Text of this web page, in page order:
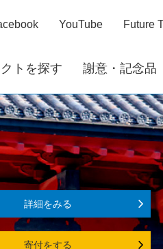
YouTube Future
トを探す 謝意・記念品
詳細をみる
寄付をする